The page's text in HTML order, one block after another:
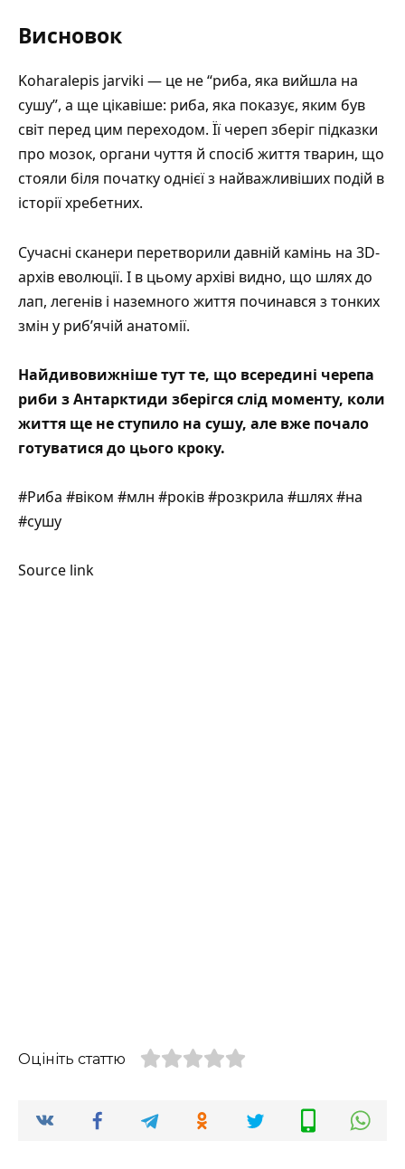
Висновок
Koharalepis jarviki — це не “риба, яка вийшла на
сушу”, а ще цікавіше: риба, яка показує, яким був
світ перед цим переходом. Її череп зберіг підказки
про мозок, органи чуття й спосіб життя тварин, що
стояли біля початку однієї з найважливіших подій в
історії хребетних.
Сучасні сканери перетворили давній камінь на 3D-
архів еволюції. І в цьому архіві видно, що шлях до
лап, легенів і наземного життя починався з тонких
змін у риб’ячій анатомії.
Найдивовижніше тут те, що всередині черепа
риби з Антарктиди зберігся слід моменту, коли
життя ще не ступило на сушу, але вже почало
готуватися до цього кроку.
#Риба #віком #млн #років #розкрила #шлях #на
#сушу
Source link
Оцініть статтю